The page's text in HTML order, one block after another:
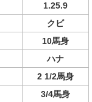
1.25.9
クビ
10馬身
ハナ
2 1/2馬身
3/4馬身